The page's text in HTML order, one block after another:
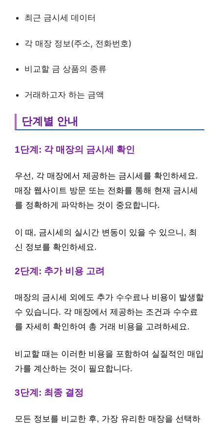
최근 금시세 데이터
각 매장 정보(주소, 전화번호)
비교할 금 상품의 종류
거래하고자 하는 금액
단계별 안내
1단계: 각 매장의 금시세 확인
우선, 각 매장에서 제공하는 금시세를 확인하세요.
매장 웹사이트 방문 또는 전화를 통해 현재 금시세
를 정확하게 파악하는 것이 중요합니다.
이 때, 금시세의 실시간 변동이 있을 수 있으니, 최
신 정보를 확인하세요.
2단계: 추가 비용 고려
매장의 금시세 외에도 추가 수수료나 비용이 발생할
수 있습니다. 각 매장에서 제공하는 조건과 수수료
를 자세히 확인하여 총 거래 비용을 고려하세요.
비교할 때는 이러한 비용을 포함하여 실질적인 매입
가를 계산하는 것이 필요합니다.
3단계: 최종 결정
모든 정보를 비교한 후, 가장 유리한 매장을 선택하